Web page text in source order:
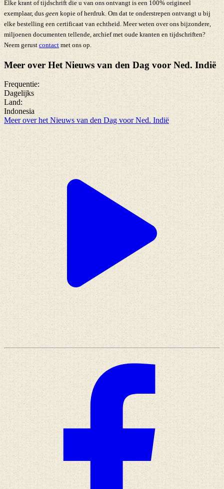
Elke krant of tijdschrift die u van ons ontvangt is een 100% origineel
exemplaar, dus geen kopie of herdruk. Om dat te onderstrepen ontvangt u bij
elke bestelling een certificaat van echtheid. Meer weten over ons bijzondere,
miljoenen documenten tellende, archief met oude kranten en tijdschriften?
Neem gerust contact met ons op.
Meer over Het Nieuws van den Dag voor Ned. Indië
Frequentie:
Dagelijks
Land:
Indonesia
Meer over het Nieuws van den Dag voor Ned. Indië